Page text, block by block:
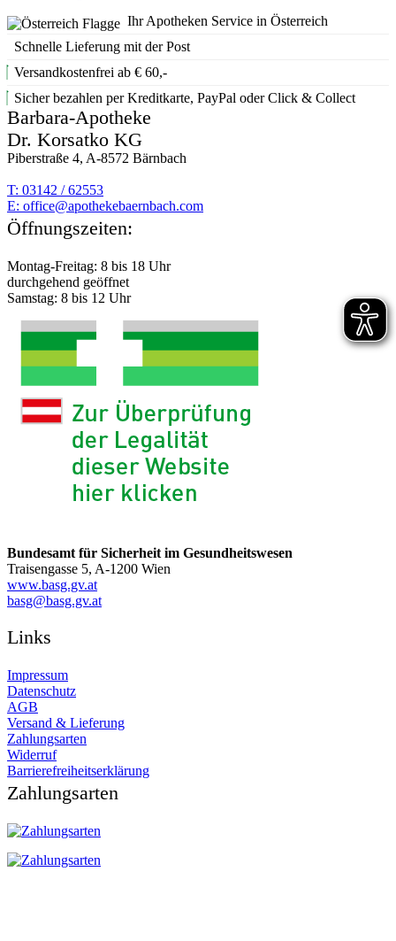
Ihr Apotheken Service in Österreich
Schnelle Lieferung mit der Post
Versandkostenfrei ab € 60,-
Sicher bezahlen per Kreditkarte, PayPal oder Click & Collect
Barbara-Apotheke
Dr. Korsatko KG
Piberstraße 4, A-8572 Bärnbach
T: 03142 / 62553
E: moc.hcabnreabekehtopa@eciffo
Öffnungszeiten:
Montag-Freitag: 8 bis 18 Uhr
durchgehend geöffnet
Samstag: 8 bis 12 Uhr
Bundesamt für Sicherheit im Gesundheitswesen
Traisengasse 5, A-1200 Wien
www.basg.gv.at
ta.vg.gsab@gsab
Links
Impressum
Datenschutz
AGB
Versand & Lieferung
Zahlungsarten
Widerruf
Barrierefreiheitserklärung
Zahlungsarten